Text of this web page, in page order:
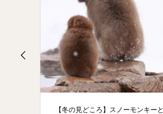
【冬の見どころ】スノーモンキーと